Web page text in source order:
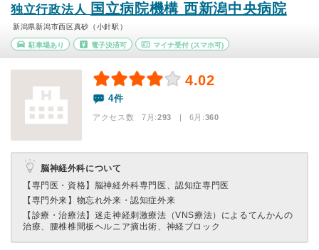
独立行政法人 国立病院機構 西新潟中央病院
新潟県新潟市西区真砂（小針駅）
駐車場あり 電子決済可 マイナ受付 (スマホ可)
4.02
4件
アクセス数 7月:293 | 6月:360
脳神経外科について
【専門医・資格】 脳神経外科専門医、認知症専門医
【専門外来】 物忘れ外来・認知症外来
【診療・治療法】 迷走神経刺激療法（VNS療法）によるてんかんの
治療、腰椎椎間板ヘルニア摘出術、神経ブロック